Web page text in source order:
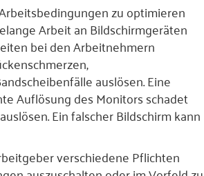
zu optimieren
Arbeit an Bildschirmgeräten
bei den Arbeitnehmern
auslösen. Eine
Auflösung des Monitors schadet
Ein falscher Bildschirm kann
verschiedene Pflichten